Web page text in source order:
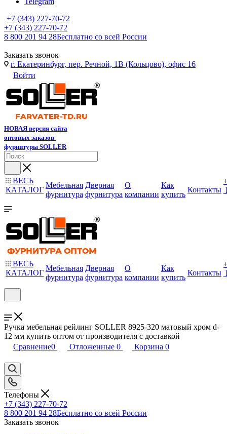
+7 (343) 227-70-72
+7 (343) 227-70-72
8 800 201 94 28Бесплатно со всей России
Заказать звонок
г. Екатеринбург, пер. Речной, 1В (Кольцово), офис 16
Войти
НОВАЯ версия сайта
оптовых заказов
фурнитуры SOLLER
ВЕСЬ
КАТАЛОГ
Мебельная
фурнитура
Дверная
фурнитура
О
компании
Как
купить
Контакты
ВЕСЬ
КАТАЛОГ
Мебельная
фурнитура
Дверная
фурнитура
О
компании
Как
купить
Контакты
Ручка мебельная рейлинг SOLLER 8925-320 матовый хром d-
12 мм купить оптом от производителя с доставкой
Сравнение0 Отложенные 0 Корзина 0
Телефоны
+7 (343) 227-70-72
8 800 201 94 28Бесплатно со всей России
Заказать звонок